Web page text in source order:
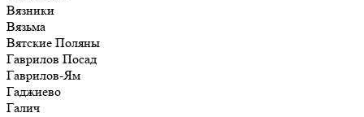
Вязники
Вязьма
Вятские Поляны
Гаврилов Посад
Гаврилов-Ям
Гаджиево
Галич